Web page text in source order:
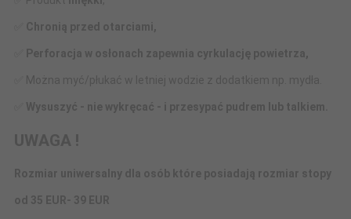
Chronią przed otarciami,
Perforacja w osłonach zapewnia cyrkulację powietrza,
✅ Można myć/płukać w letniej wodzie z dodatkiem np. mydła.
Wysuszyć - nie wykręcać - i przesypać pudrem lub talkiem.
UWAGA !
Rozmiar uniwersalny dla osób które posiadają rozmiar stopy
od 35 EUR- 39 EUR